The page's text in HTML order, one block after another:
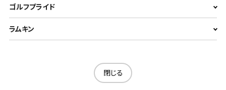
ゴルフプライド
ラムキン
閉じる